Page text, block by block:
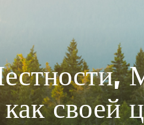
УЗНАТЬ БОЛЬШЕ
своей